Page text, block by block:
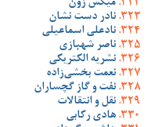
میکس زون
نادر دست نشان
نادعلی اسماعیلی
ناصر شهبازی
نشریه الکتریکی
نعمت بخشی‌زاده
نفت و گاز گچساران
نقل و انتقالات
هادی رکابی